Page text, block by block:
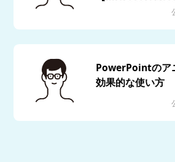
PowerPointのア
効果的な使い方